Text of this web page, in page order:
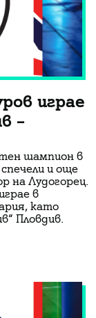
играе
–
шампион в
и още
на Лудогорец.
в
като
Пловдив.